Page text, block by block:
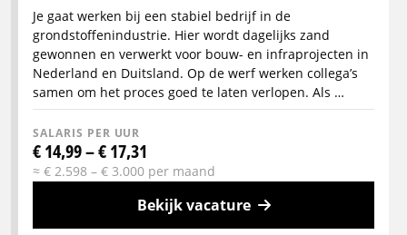
Je gaat werken bij een stabiel bedrijf in de
grondstoffenindustrie. Hier wordt dagelijks zand
gewonnen en verwerkt voor bouw- en infraprojecten in
Nederland en Duitsland. Op de werf werken collega’s
samen om het proces goed te laten verlopen. Als …
SALARIS PER UUR
€ 14,99 – € 17,31
≈ € 2.598 – € 3.000 per maand
Bekijk vacature